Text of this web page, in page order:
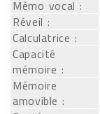
Mémo vocal :
Réveil :
Calculatrice :
Capacité
mémoire :
Mémoire
amovible :